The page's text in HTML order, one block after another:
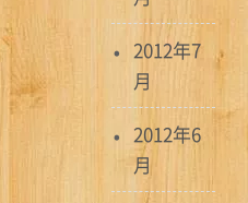
2012年7
月
2012年6
月